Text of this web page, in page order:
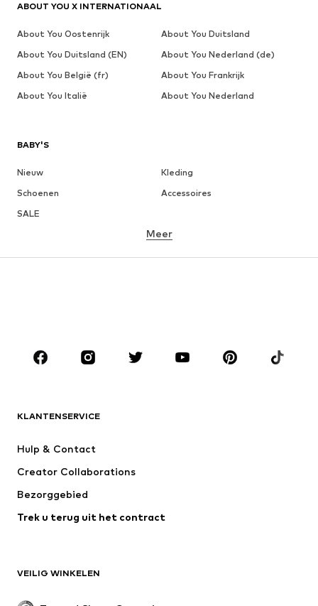
BABY'S
Nieuw
Kleding
Schoenen
Accessoires
SALE
MERKEN
NAME IT
WE Fashion
Meer
KLANTENSERVICE
Hulp & Contact
Creator Collaborations
Bezorggebied
Trek u terug uit het contract
VEILIG WINKELEN
ABOUT YOU X INTERNATIONAAL
About You Oostenrijk
About You Duitsland
About You Duitsland (EN)
About You Nederland (de)
About You België (fr)
About You Frankrijk
About You Italië
About You Nederland